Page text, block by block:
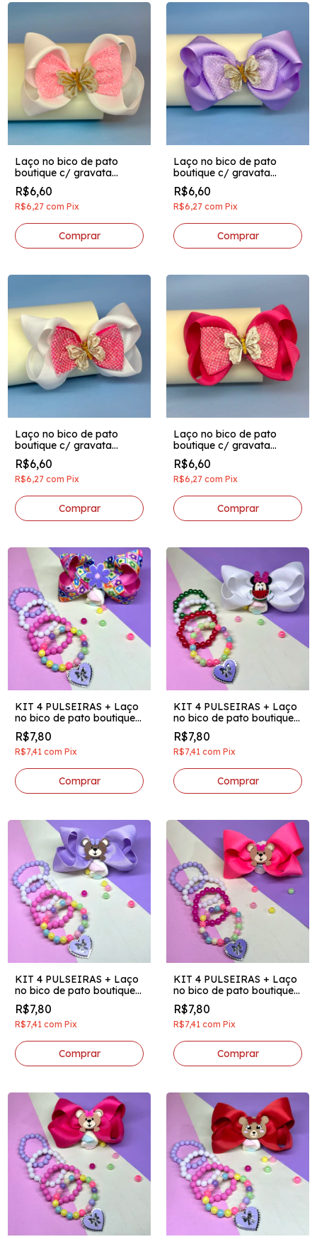
Laço no bico de pato
boutique c/ gravata
brilhosa aplique acrilico
borboletinha branco c/
chiclete
R$6,60
R$6,27 com Pix
Laço no bico de pato
boutique c/ gravata
brilhosa aplique acrilico
borboletinha lilas
R$6,60
R$6,27 com Pix
Laço no bico de pato
boutique c/ gravata
brilhosa aplique acrilico
borboletinha branco c/
pink
R$6,60
R$6,27 com Pix
Laço no bico de pato
boutique c/ gravata
brilhosa aplique acrilico
borboletinha pink
R$6,60
R$6,27 com Pix
KIT 4 PULSEIRAS + Laço
no bico de pato boutique
invertido aplique acrilico
florzinhas
R$7,80
R$7,41 com Pix
KIT 4 PULSEIRAS + Laço
no bico de pato boutique
invertido aplique acrilico
melancia branco
R$7,80
R$7,41 com Pix
KIT 4 PULSEIRAS + Laço
no bico de pato boutique
invertido aplique acrilico
ursinho lílas
R$7,80
R$7,41 com Pix
KIT 4 PULSEIRAS + Laço
no bico de pato boutique
invertido aplique acrilico
ursinho chiclete
R$7,80
R$7,41 com Pix